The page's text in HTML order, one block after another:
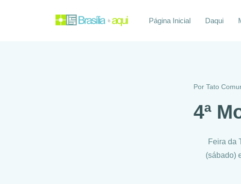
Página Inicial Daqui
Por Tato
4ª
Feira da
(sábado)